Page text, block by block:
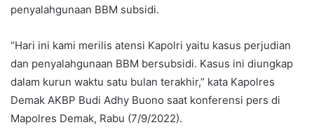
penyalahgunaan BBM subsidi.
“Hari ini kami merilis atensi Kapolri yaitu kasus perjudian
dan penyalahgunaan BBM bersubsidi. Kasus ini diungkap
dalam kurun waktu satu bulan terakhir,” kata Kapolres
Demak AKBP Budi Adhy Buono saat konferensi pers di
Mapolres Demak, Rabu (7/9/2022).